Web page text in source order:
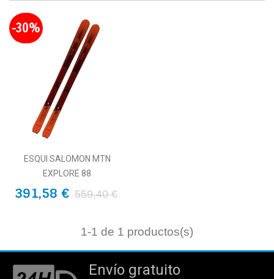
-30%
ESQUI SALOMON MTN
EXPLORE 88
391,58 € 559,40 €
1-1 de 1 productos(s)
Envío gratuito